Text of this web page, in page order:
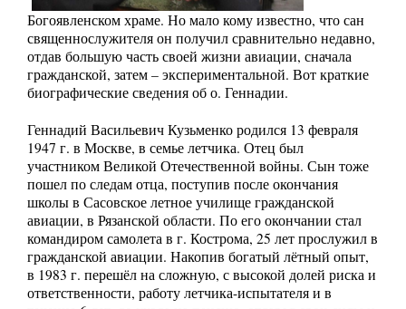
Богоявленском храме. Но мало кому известно, что сан
священнослужителя он получил сравнительно недавно,
отдав большую часть своей жизни авиации, сначала
гражданской, затем – экспериментальной. Вот краткие
биографические сведения об о. Геннадии.
Геннадий Васильевич Кузьменко родился 13 февраля
1947 г. в Москве, в семье летчика. Отец был
участником Великой Отечественной войны. Сын тоже
пошел по следам отца, поступив после окончания
школы в Сасовское летное училище гражданской
авиации, в Рязанской области. По его окончании стал
командиром самолета в г. Кострома, 25 лет прослужил в
гражданской авиации. Накопив богатый лётный опыт,
в 1983 г. перешёл на сложную, с высокой долей риска и
ответственности, работу летчика-испытателя и в